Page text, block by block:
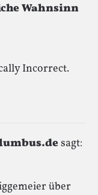
Wahnsinn
Incorrect.
sagt:
über